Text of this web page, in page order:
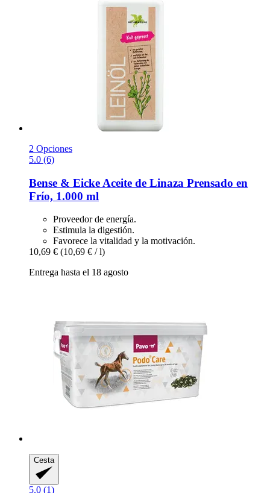
2 Opciones
5.0 (6)
Bense & Eicke Aceite de Linaza Prensado en
Frío, 1.000 ml
Proveedor de energía.
Estimula la digestión.
Favorece la vitalidad y la motivación.
10,69 € (10,69 € / l)
Entrega hasta el 18 agosto
Cesta
5.0 (1)